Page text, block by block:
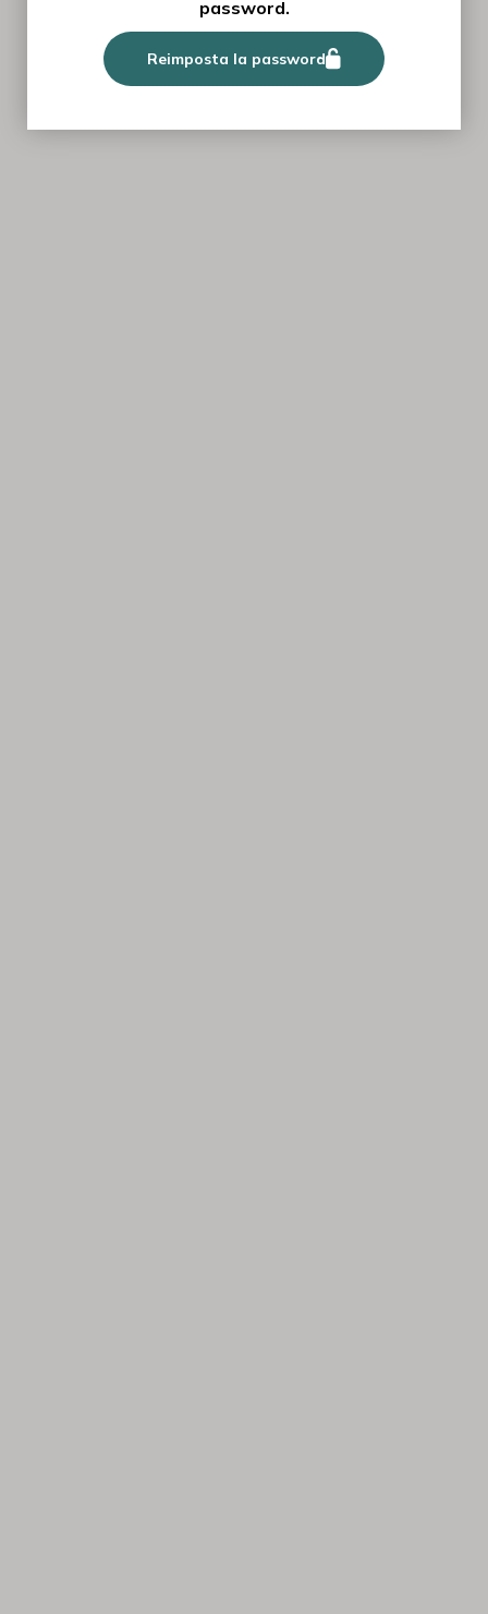
password.
Reimposta la password